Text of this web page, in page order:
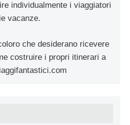
individualmente i viaggiatori
vacanze.
che desiderano ricevere
costruire i propri itinerari a